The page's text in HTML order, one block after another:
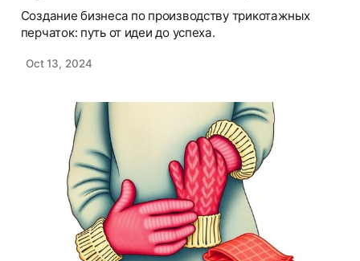
Создание бизнеса по производству трикотажных
перчаток: путь от идеи до успеха.
Oct 13, 2024